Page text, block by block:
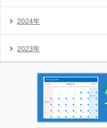
2024年
2023年